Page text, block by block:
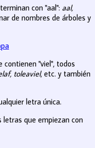
con "aal": aal,
de nombres de árboles y
contienen "viel", todos
toleaviel, etc. y también
letra única.
letras que empiezan con